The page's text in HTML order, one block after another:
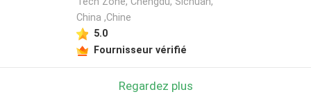
China ,Chine
5.0
Fournisseur vérifié
Regardez plus